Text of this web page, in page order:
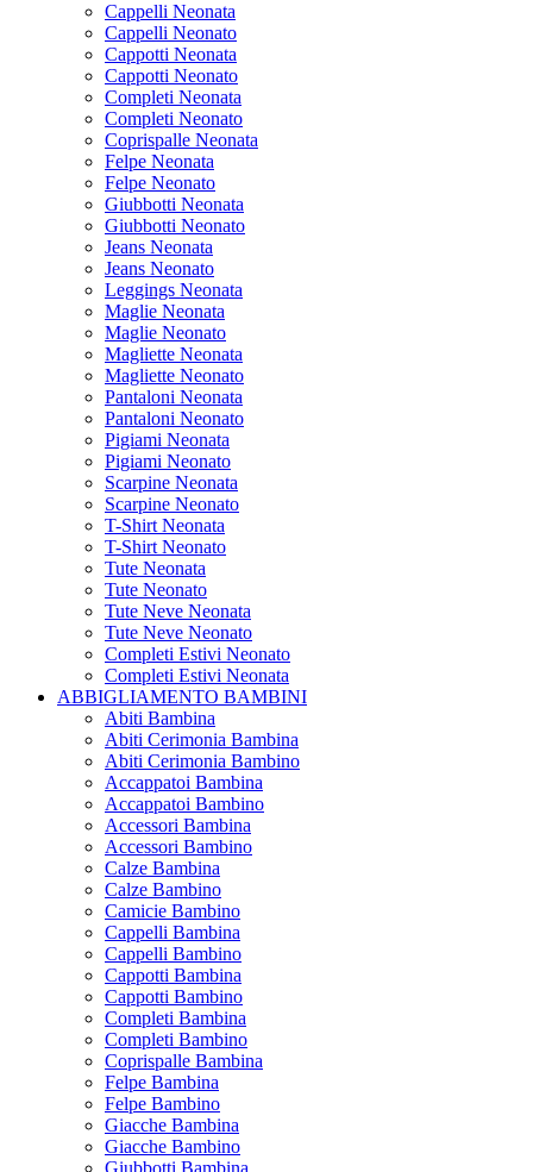
Cappelli Neonata
Cappelli Neonato
Cappotti Neonata
Cappotti Neonato
Completi Neonata
Completi Neonato
Coprispalle Neonata
Felpe Neonata
Felpe Neonato
Giubbotti Neonata
Giubbotti Neonato
Jeans Neonata
Jeans Neonato
Leggings Neonata
Maglie Neonata
Maglie Neonato
Magliette Neonata
Magliette Neonato
Pantaloni Neonata
Pantaloni Neonato
Pigiami Neonata
Pigiami Neonato
Scarpine Neonata
Scarpine Neonato
T-Shirt Neonata
T-Shirt Neonato
Tute Neonata
Tute Neonato
Tute Neve Neonata
Tute Neve Neonato
Completi Estivi Neonato
Completi Estivi Neonata
ABBIGLIAMENTO BAMBINI
Abiti Bambina
Abiti Cerimonia Bambina
Abiti Cerimonia Bambino
Accappatoi Bambina
Accappatoi Bambino
Accessori Bambina
Accessori Bambino
Calze Bambina
Calze Bambino
Camicie Bambino
Cappelli Bambina
Cappelli Bambino
Cappotti Bambina
Cappotti Bambino
Completi Bambina
Completi Bambino
Coprispalle Bambina
Felpe Bambina
Felpe Bambino
Giacche Bambina
Giacche Bambino